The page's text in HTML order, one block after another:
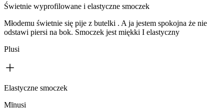
Świetnie wyprofilowane i elastyczne smoczek
Młodemu świetnie się pije z butelki . A ja jestem spokojna że nie
odstawi piersi na bok. Smoczek jest miękki I elastyczny
Plusi
Elastyczne smoczek
Mīnusi